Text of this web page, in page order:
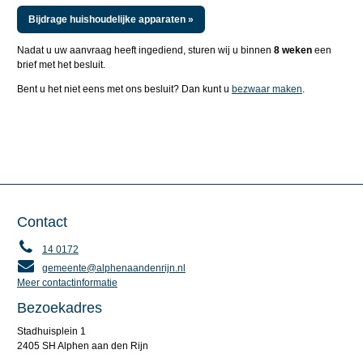
Bijdrage huishoudelijke apparaten »
Nadat u uw aanvraag heeft ingediend, sturen wij u binnen 8 wekeneen
brief met het besluit.
Bent u het niet eens met ons besluit? Dan kunt u bezwaar maken.
Contact
14 0172
gemeente@alphenaandenrijn.nl
Meer contactinformatie
Bezoekadres
Stadhuisplein 1
2405 SH Alphen aan den Rijn